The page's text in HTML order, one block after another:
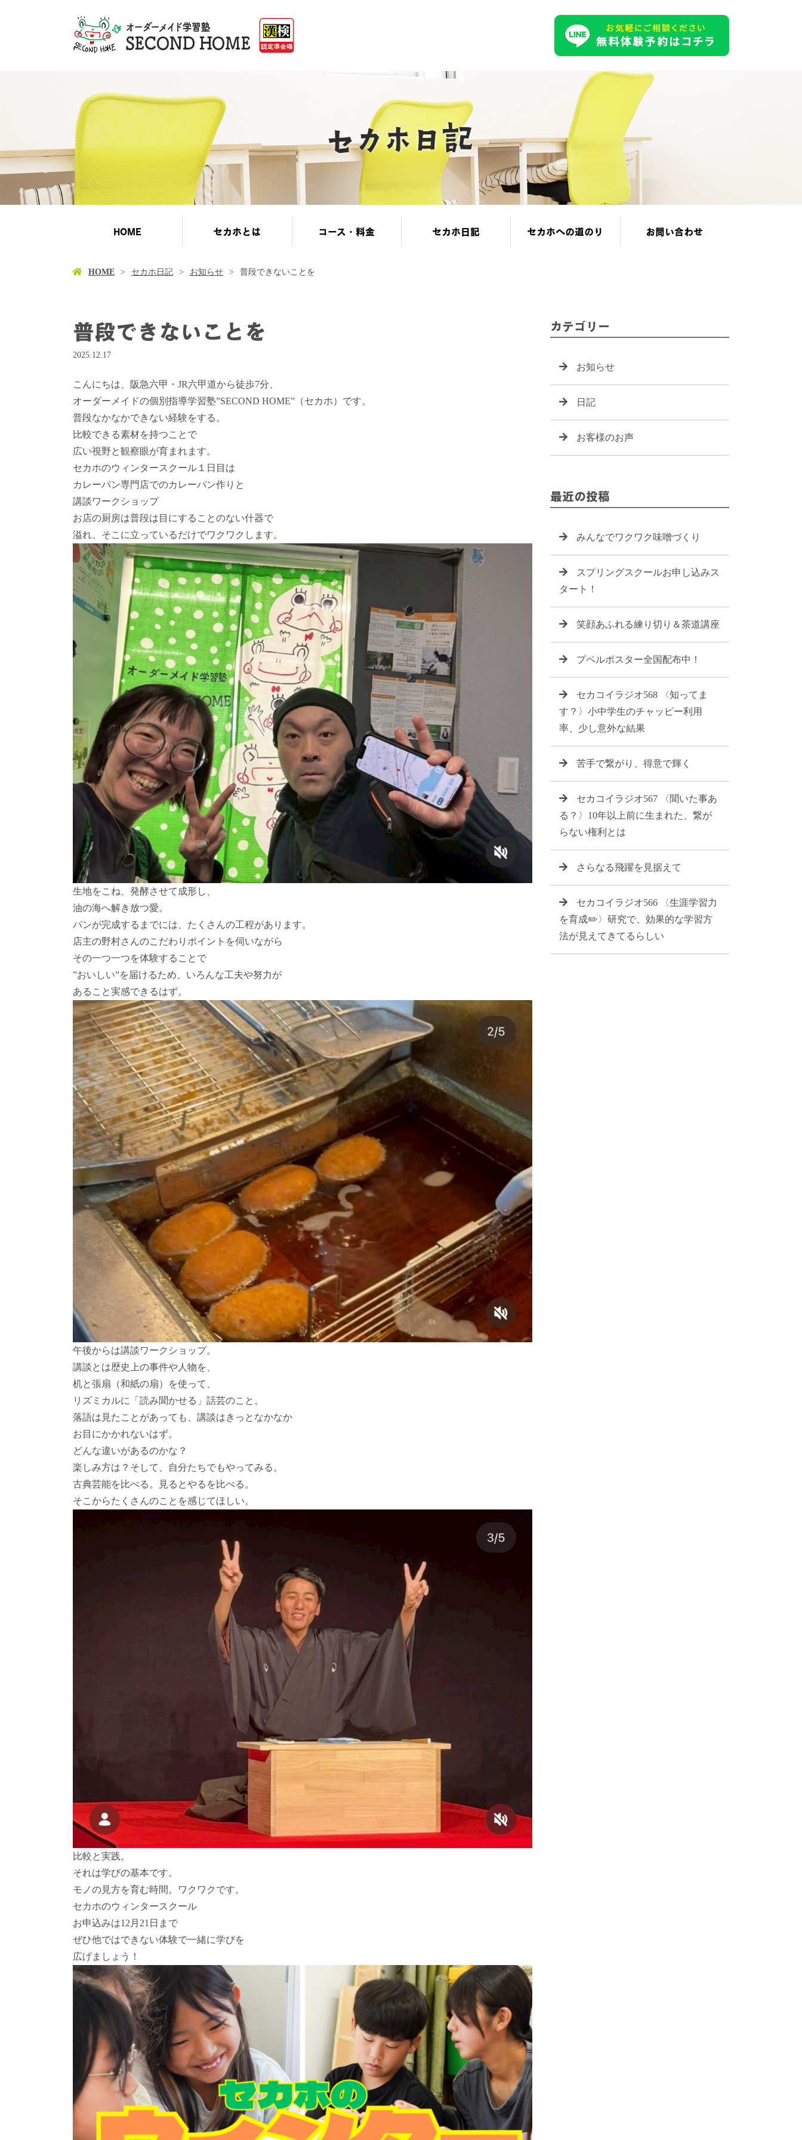
HOME セカホとは コース・料金 セカホ日記 セカホへの道のり お問い合わせ
HOME セカホ日記 お知らせ 普段できないことを
普段できないことを
2025.12.17
こんにちは、阪急六甲・JR六甲道から徒歩7分、
オーダーメイドの個別指導学習塾”SECOND HOME”（セカホ）です。
普段なかなかできない経験をする。
比較できる素材を持つことで
広い視野と観察眼が育まれます。
セカホのウィンタースクール１日目は
カレーパン専門店でのカレーパン作りと
講談ワークショップ
お店の厨房は普段は目にすることのない什器で
溢れ、そこに立っているだけでワクワクします。
生地をこね、発酵させて成形し、
油の海へ解き放つ愛。
パンが完成するまでには、たくさんの工程があります。
店主の野村さんのこだわりポイントを伺いながら
その一つ一つを体験することで
”おいしい”を届けるため、いろんな工夫や努力が
あること実感できるはず。
午後からは講談ワークショップ。
講談とは歴史上の事件や人物を、
机と張扇（和紙の扇）を使って、
リズミカルに「読み聞かせる」話芸のこと。
落語は見たことがあっても、講談はきっとなかなか
お目にかかれないはず。
どんな違いがあるのかな？
楽しみ方は？そして、自分たちでもやってみる。
古典芸能を比べる。見るとやるを比べる。
そこからたくさんのことを感じてほしい。
比較と実践。
それは学びの基本です。
モノの見方を育む時間。ワクワクです。
セカホのウィンタースクール
お申込みは12月21日まで
ぜひ他ではできない体験で一緒に学びを
広げましょう！
カテゴリー
お知らせ
日記
お客様のお声
最近の投稿
みんなでワクワク味噌づくり
スプリングスクールお申し込みス
タート！
笑顔あふれる練り切り＆茶道講座
プペルポスター全国配布中！
セカコイラジオ568 〈知ってま
す？〉小中学生のチャッピー利用
率、少し意外な結果
苦手で繋がり、得意で輝く
セカコイラジオ567 〈聞いた事あ
る？〉10年以上前に生まれた、繋が
らない権利とは
さらなる飛躍を見据えて
セカコイラジオ566 〈生涯学習力
を育成✏️〉研究で、効果的な学習方
法が見えてきてるらしい